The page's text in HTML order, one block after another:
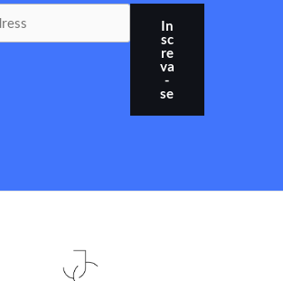
In
sc
re
va
-
se